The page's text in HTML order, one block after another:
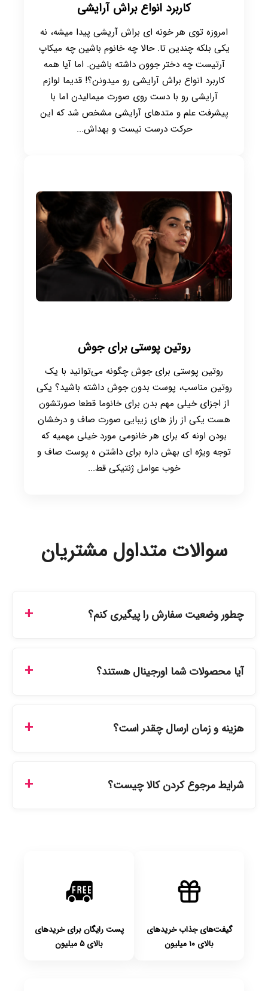
کاربرد انواع براش آرایشی
امروزه توی هر خونه ای براش آریشی پیدا میشه، نه
یکی بلکه چندین تا. حالا چه خانوم باشین چه میکاپ
آرتیست چه دختر جوون داشته باشین. اما آیا همه
کاربرد انواع براش آرایشی رو میدونن؟! قدیما لوازم
آرایشی رو با دست روی صورت میمالیدن اما با
پیشرفت علم و متدهای آرایشی مشخص شد که این
حرکت درست نیست و بهداش...
روتین پوستی برای جوش
روتین پوستی برای جوش چگونه می‌توانید با یک
روتین مناسب، پوست بدون جوش داشته باشید؟ یکی
از اجزای خیلی مهم بدن برای خانوما قطعا صورتشون
هست یکی از راز های زیبایی صورت صاف و درخشان
بودن اونه که برای هر خانومی مورد خیلی مهمیه که
توجه ویژه ای بهش داره برای داشتن ه پوست صاف و
خوب عوامل ژنتیکی قط...
سوالات متداول مشتریان
چطور وضعیت سفارش را پیگیری کنم؟
طریق پنل پیگیری سفارشات در سایت، وضعیت لحظه‌ای
آیا محصولات شما اورجینال هستند؟
مستقیماً از نمایندگی‌های معتبر تهیه شده و دارای بچ‌کد
هزینه و زمان ارسال چقدر است؟
کاری دیگر انتخاب کنید و برای شهرستان‌ها بین یک الی ۳
شرایط مرجوع کردن کالا چیست؟
گیفت‌های جذاب خریدهای
بالای ۱۰ میلیون
پست رایگان برای خریدهای
بالای ۵ میلیون